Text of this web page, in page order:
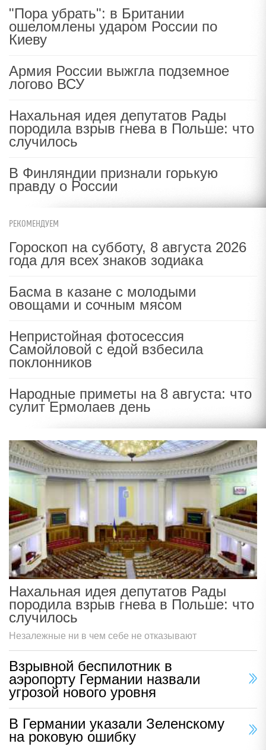
"Пора убрать": в Британии
ошеломлены ударом России по
Киеву
Армия России выжгла подземное
логово ВСУ
Нахальная идея депутатов Рады
породила взрыв гнева в Польше: что
случилось
В Финляндии признали горькую
правду о России
РЕКОМЕНДУЕМ
Гороскоп на субботу, 8 августа 2026
года для всех знаков зодиака
Басма в казане с молодыми
овощами и сочным мясом
Непристойная фотосессия
Самойловой с едой взбесила
поклонников
Народные приметы на 8 августа: что
сулит Ермолаев день
Нахальная идея депутатов Рады
породила взрыв гнева в Польше: что
случилось
Незалежные ни в чем себе не отказывают
Взрывной беспилотник в
аэропорту Германии назвали
угрозой нового уровня
В Германии указали Зеленскому
на роковую ошибку